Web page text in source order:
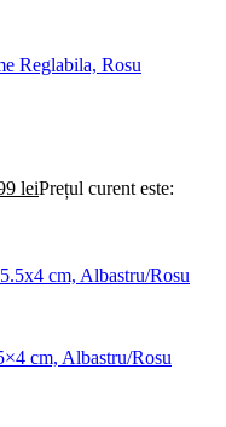
Reglabila, Rosu
leiPrețul curent este:
cm, Albastru/Rosu